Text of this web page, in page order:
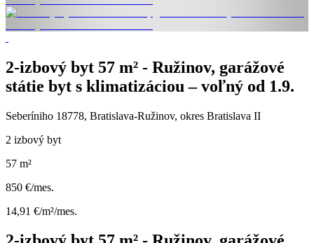
2-izbový byt 57 m² - Ružinov, garážové
státie byt s klimatizáciou – voľný od 1.9.
Seberíniho 18778, Bratislava-Ružinov, okres Bratislava II
2 izbový byt
57 m²
850 €/mes.
14,91 €/m²/mes.